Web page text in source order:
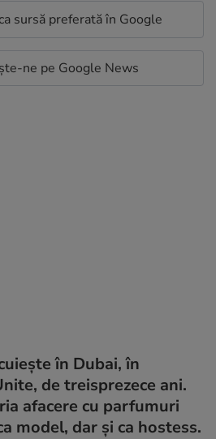
sursă preferată în Google
ne pe Google News
în Dubai, în
de treisprezece ani.
afacere cu parfumuri
model, dar și ca hostess.